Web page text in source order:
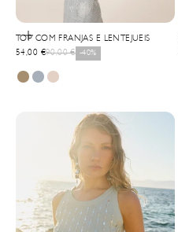
Selecionar opções
TOP COM FRANJAS E LENTEJUEIS
Precio de oferta
54,00 €Precio normal
90,00 € -40%